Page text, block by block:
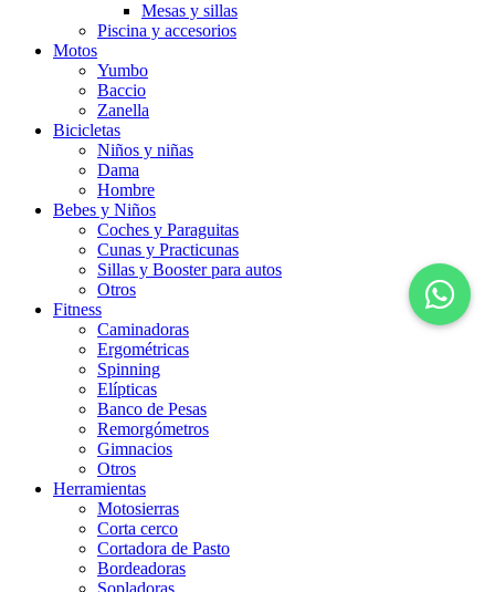
Mesas y sillas
Piscina y accesorios
Motos
Yumbo
Baccio
Zanella
Bicicletas
Niños y niñas
Dama
Hombre
Bebes y Niños
Coches y Paraguitas
Cunas y Practicunas
Sillas y Booster para autos
Otros
Fitness
Caminadoras
Ergométricas
Spinning
Elípticas
Banco de Pesas
Remorgómetros
Gimnacios
Otros
Herramientas
Motosierras
Corta cerco
Cortadora de Pasto
Bordeadoras
Sopladoras